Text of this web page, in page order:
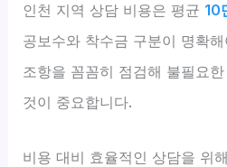
인천 지역 상담 비용은 평균 10
공보수와 착수금 구분이 명확
조항을 꼼꼼히 점검해 불필요
것이 중요합니다.
비용 대비 효율적인 상담을 위